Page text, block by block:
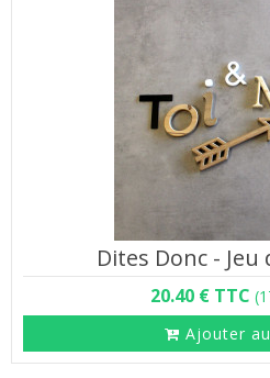
Dites Donc -
20.40 € TTC
Ajouter